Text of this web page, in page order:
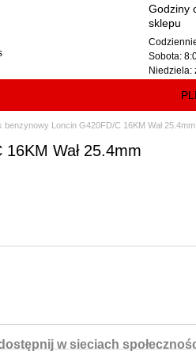
Godziny
sklepu
Sobota:
Niedziela:
benzynowy Loncin G420FD/C 16KM Wał 25.4mm
Wał 25.4mm
w sieciach